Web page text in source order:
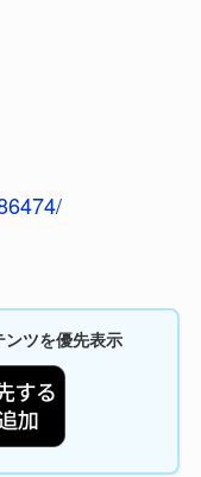
ツを優先表示